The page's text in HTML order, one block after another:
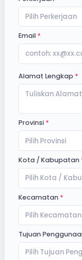
Pilih Perkerjaan
Email
Alamat Lengkap
Provinsi
Pilih Provinsi
Kota / Kabupatan
Pilih Kota /
Kecamatan
Pilih Kecamatan
Tujuan
Pilih Tujuan